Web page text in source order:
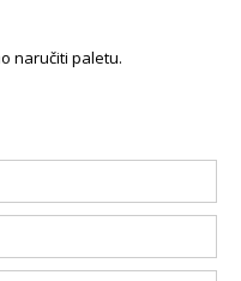
naručiti paletu.